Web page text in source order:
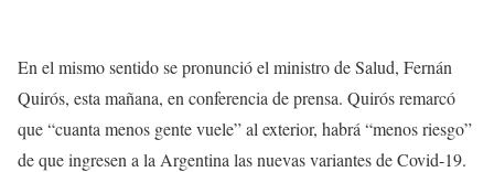
En el mismo sentido se pronunció el ministro de Salud, Fernán
Quirós, esta mañana, en conferencia de prensa. Quirós remarcó
que “cuanta menos gente vuele” al exterior, habrá “menos riesgo”
de que ingresen a la Argentina las nuevas variantes de Covid-19.